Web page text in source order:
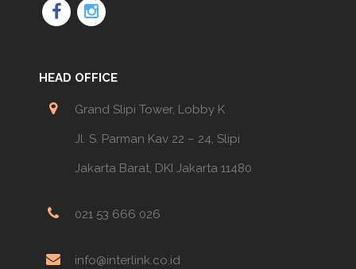
HEAD OFFICE
Grand Slipi Tower, Lobby K
Jl. S. Parman Kav 22 – 24, Slipi
Jakarta Barat, DKI Jakarta 11480
021 53 666 026
info@interlink.co.id